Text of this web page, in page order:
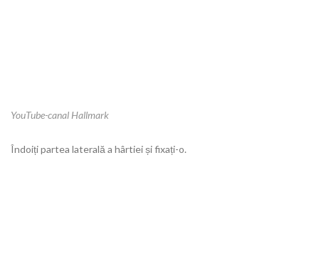
YouTube-canal Hallmark
Îndoiți partea laterală a hârtiei și fixați-o.